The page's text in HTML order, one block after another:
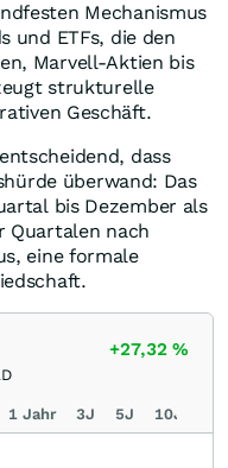
Mechanismus
und ETFs, die den
Marvell-Aktien bis
strukturelle
Geschäft.
dass
überwand: Das
bis Dezember als
Quartalen nach
eine formale
+27,32%
1 Jahr 3J 5J 10J